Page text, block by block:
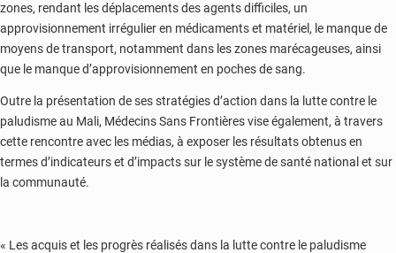
zones, rendant les déplacements des agents difficiles, un
approvisionnement irrégulier en médicaments et matériel, le manque de
moyens de transport, notamment dans les zones marécageuses, ainsi
que le manque d’approvisionnement en poches de sang.
Outre la présentation de ses stratégies d’action dans la lutte contre le
paludisme au Mali, Médecins Sans Frontières vise également, à travers
cette rencontre avec les médias, à exposer les résultats obtenus en
termes d’indicateurs et d’impacts sur le système de santé national et sur
la communauté.
« Les acquis et les progrès réalisés dans la lutte contre le paludisme